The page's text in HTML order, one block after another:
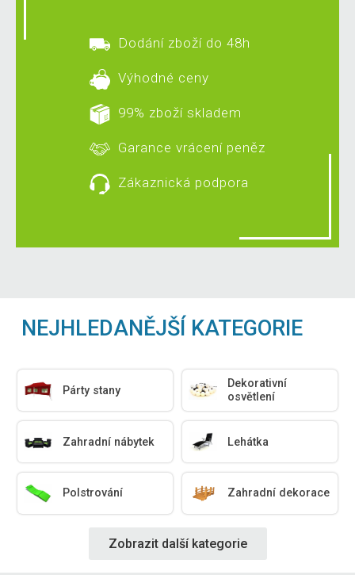
Dodání zboží do 48h
Výhodné ceny
99% zboží skladem
Garance vrácení peněz
Zákaznická podpora
NEJHLEDANĚJŠÍ KATEGORIE
Párty stany
Dekorativní
osvětlení
Zahradní nábytek Lehátka
Polstrování Zahradní dekorace
Zobrazit další kategorie